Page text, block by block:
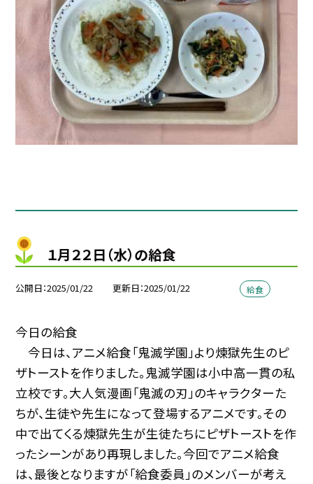
１月２２日（水）の給食
公開日 2025/01/22 更新日 2025/01/22 給食
今日の給食
今日は、アニメ給食「鬼滅学園」より煉獄先生のピ
ザトーストを作りました。鬼滅学園は小中高一貫の私
立校です。大人気漫画「鬼滅の刃」のキャラクターた
ちが、生徒や先生になって登場するアニメです。その
中で出てくる煉獄先生が生徒たちにピザトーストを作
ったシーンがあり再現しました。今回でアニメ給食
は、最後となりますが「給食委員」のメンバーが考え